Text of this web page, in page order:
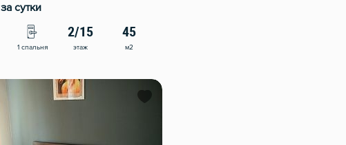
за сутки
1 спальня
2/15
этаж
45
м2